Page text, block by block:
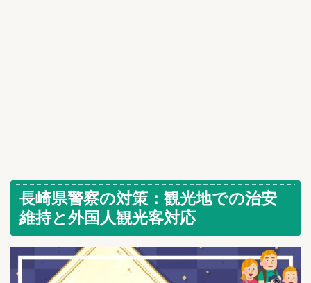
長崎県警察の対策：観光地での治安
維持と外国人観光客対応